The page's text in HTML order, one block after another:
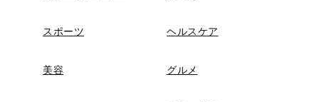
スポーツ ヘルスケア
美容 グルメ